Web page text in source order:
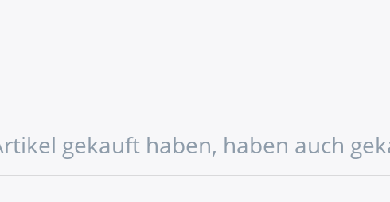
gekauft haben, haben auch